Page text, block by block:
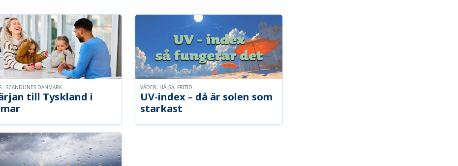
till Tyskland i
- SCANDLINES DANMARK
UV-index – då är solen som
starkast
VÄDER, HÄLSA, FRITID